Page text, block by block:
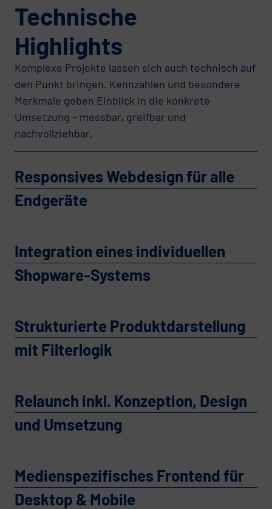
Technische
Highlights
Komplexe Projekte lassen sich auch technisch auf
den Punkt bringen. Kennzahlen und besondere
Merkmale geben Einblick in die konkrete
Umsetzung – messbar, greifbar und
nachvollziehbar.
Responsives Webdesign für alle
Endgeräte
Integration eines individuellen
Shopware-Systems
Strukturierte Produktdarstellung
mit Filterlogik
Relaunch inkl. Konzeption, Design
und Umsetzung
Medienspezifisches Frontend für
Desktop & Mobile